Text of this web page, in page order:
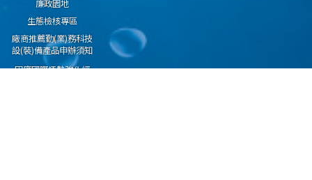
廉政園地
生態檢核專區
廠商推薦勤(業)務科技
設(裝)備產品申辦須知
因應國際情勢強化經